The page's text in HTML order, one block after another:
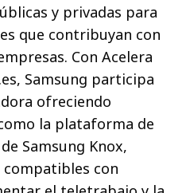
y privadas para
que contribuyan con
Con Acelera
Samsung participa
ofreciendo
la plataforma de
Samsung Knox,
con